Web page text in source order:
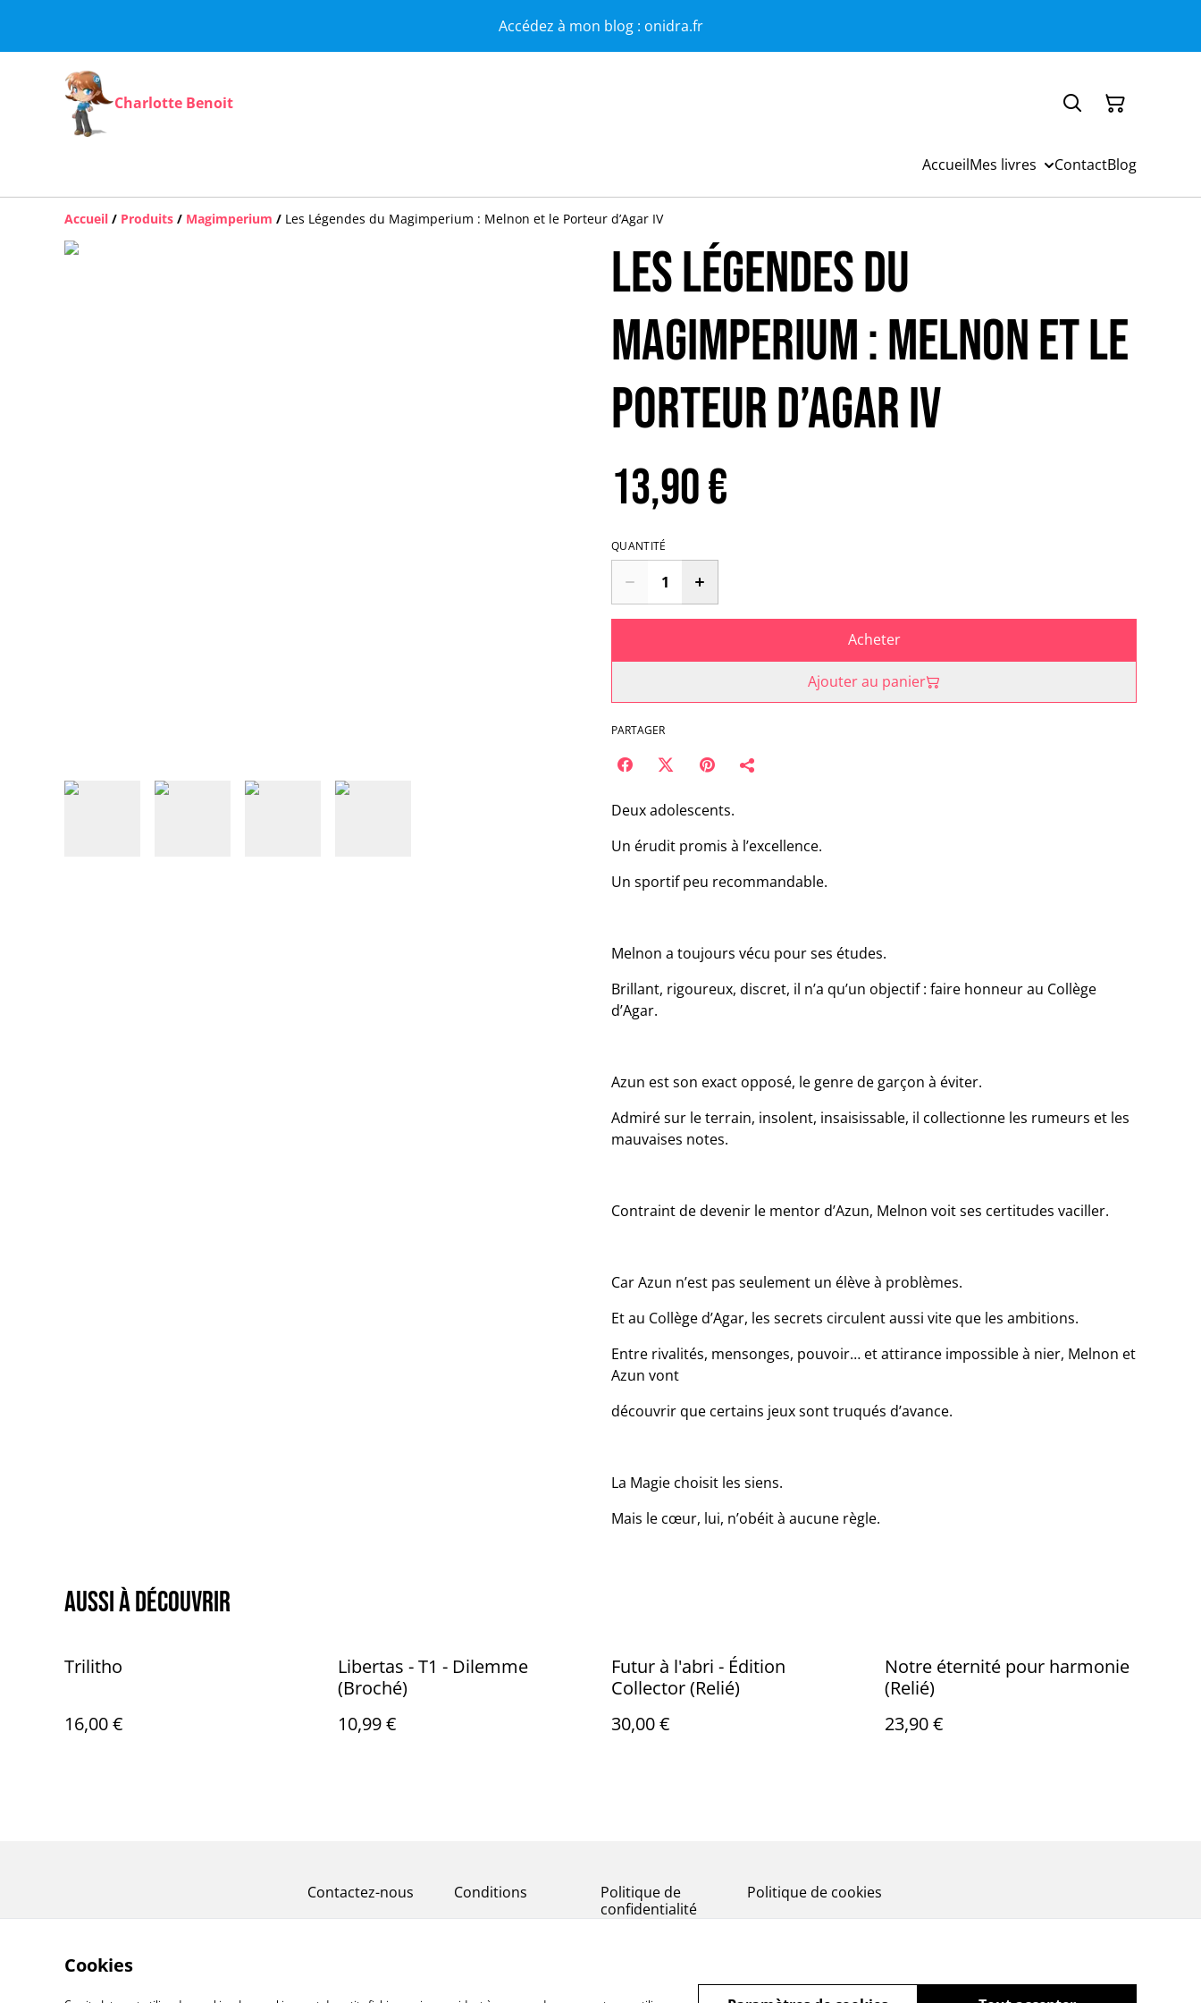
Accédez à mon blog : onidra.fr
Charlotte Benoit
AccueilMes livres ContactBlog
Accueil / Produits / Magimperium / Les Légendes du Magimperium : Melnon et le Porteur d’Agar IV
Les Légendes du
Magimperium : Melnon et le
Porteur d’Agar IV
13,90 €
QUANTITÉ
Acheter
Ajouter au panier
PARTAGER
Deux adolescents.
Un érudit promis à l’excellence.
Un sportif peu recommandable.
Melnon a toujours vécu pour ses études.
Brillant, rigoureux, discret, il n’a qu’un objectif : faire honneur au Collège
d’Agar.
Azun est son exact opposé, le genre de garçon à éviter.
Admiré sur le terrain, insolent, insaisissable, il collectionne les rumeurs et les
mauvaises notes.
Contraint de devenir le mentor d’Azun, Melnon voit ses certitudes vaciller.
Car Azun n’est pas seulement un élève à problèmes.
Et au Collège d’Agar, les secrets circulent aussi vite que les ambitions.
Entre rivalités, mensonges, pouvoir… et attirance impossible à nier, Melnon et
Azun vont
découvrir que certains jeux sont truqués d’avance.
La Magie choisit les siens.
Mais le cœur, lui, n’obéit à aucune règle.
Aussi à découvrir
Trilitho
16,00 €
Libertas - T1 - Dilemme
(Broché)
10,99 €
Futur à l'abri - Édition
Collector (Relié)
30,00 €
Notre éternité pour harmonie
(Relié)
23,90 €
Contactez-nous Conditions
Politique de
confidentialité
Politique de cookies
Cookies